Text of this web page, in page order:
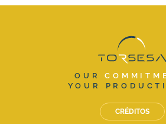
OUR
YOUR
CRÉDITOS